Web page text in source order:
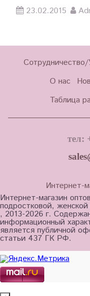
23.02.2015
О нас
Таблица
тел:
Интернет-
Интернет-магазин
подростковой,
, 2013-2026 г.
информационный
является публичной
статьи 437 ГК РФ.